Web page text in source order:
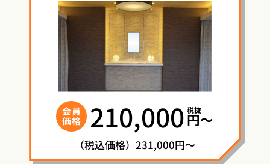
会員
価格 210,000 税抜
円〜
（税込価格）231,000円～